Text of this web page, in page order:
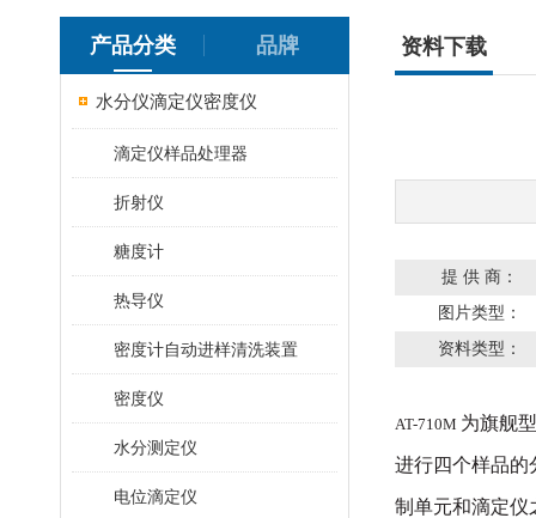
产品分类 品牌
水分仪滴定仪密度仪
滴定仪样品处理器
折射仪
糖度计
热导仪
密度计自动进样清洗装置
密度仪
水分测定仪
电位滴定仪
资料下载
提 供 商：
图片类型：
资料类型：
AT-710M 为旗舰
进行四个样品
制单元和滴定